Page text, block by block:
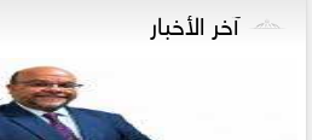
آخر الأخبار